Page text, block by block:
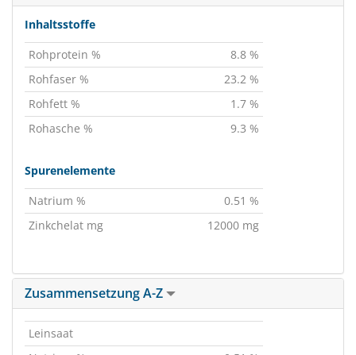
Inhaltsstoffe
Rohprotein %
8.8 %
Rohfaser %
23.2 %
Rohfett %
1.7 %
Rohasche %
9.3 %
Spurenelemente
Natrium %
0.51 %
Zinkchelat mg
12000 mg
Zusammensetzung A-Z
Leinsaat